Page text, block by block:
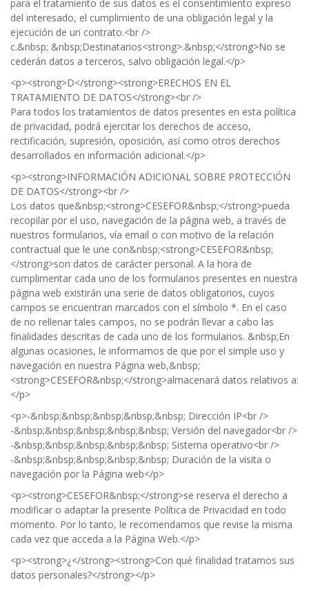
para el tratamiento de sus datos es el consentimiento expreso
del interesado, el cumplimiento de una obligación legal y la
ejecución de un contrato.<br />
c.&nbsp; &nbsp;Destinatarios<strong>.&nbsp;</strong>No se
cederán datos a terceros, salvo obligación legal.</p>
<p><strong>D</strong><strong>ERECHOS EN EL
TRATAMIENTO DE DATOS</strong><br />
Para todos los tratamientos de datos presentes en esta política
de privacidad, podrá ejercitar los derechos de acceso,
rectificación, supresión, oposición, así como otros derechos
desarrollados en información adicional.</p>
<p><strong>INFORMACIÓN ADICIONAL SOBRE PROTECCIÓN
DE DATOS</strong><br />
Los datos que&nbsp;<strong>CESEFOR&nbsp;</strong>pueda
recopilar por el uso, navegación de la página web, a través de
nuestros formularios, vía email o con motivo de la relación
contractual que le une con&nbsp;<strong>CESEFOR&nbsp;
</strong>son datos de carácter personal. A la hora de
cumplimentar cada uno de los formularios presentes en nuestra
página web existirán una serie de datos obligatorios, cuyos
campos se encuentran marcados con el símbolo *. En el caso
de no rellenar tales campos, no se podrán llevar a cabo las
finalidades descritas de cada uno de los formularios. &nbsp;En
algunas ocasiones, le informamos de que por el simple uso y
navegación en nuestra Página web,&nbsp;
<strong>CESEFOR&nbsp;</strong>almacenará datos relativos a:
</p>
<p>-&nbsp;&nbsp;&nbsp;&nbsp;&nbsp; Dirección IP<br />
-&nbsp;&nbsp;&nbsp;&nbsp;&nbsp; Versión del navegador<br />
-&nbsp;&nbsp;&nbsp;&nbsp;&nbsp; Sistema operativo<br />
-&nbsp;&nbsp;&nbsp;&nbsp;&nbsp; Duración de la visita o
navegación por la Página web</p>
<p><strong>CESEFOR&nbsp;</strong>se reserva el derecho a
modificar o adaptar la presente Política de Privacidad en todo
momento. Por lo tanto, le recomendamos que revise la misma
cada vez que acceda a la Página Web.</p>
<p><strong>¿</strong><strong>Con qué finalidad tratamos sus
datos personales?</strong></p>